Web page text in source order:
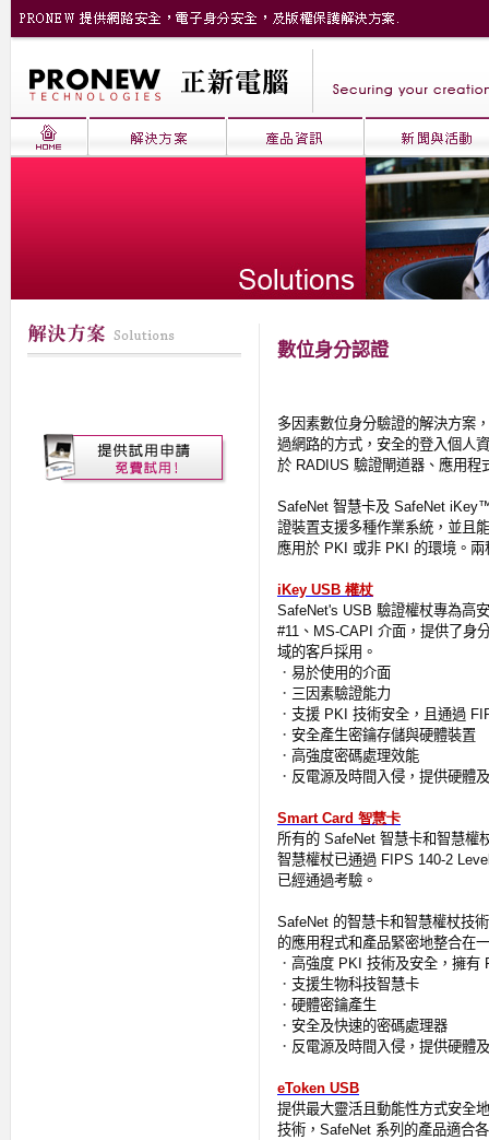
數位身分認證
多因素數位身分驗證的解決方案
過網路的方式，安全的登入個人
於 RADIUS 驗證閘道器、應用程
SafeNet 智慧卡及 SafeNet
證裝置支援多種作業系統，並且
應用於 PKI 或非 PKI 的環境。
iKey USB 權杖
SafeNet's USB 驗證權杖專為高
#11 、 MS-CAPI 介面，提供了身
域的客戶採用。
． 易於使用的介面
． 三因素驗證能力
． 支援 PKI 技術安全，且通過
． 安全產生密鑰存儲與硬體裝置
． 高強度密碼處理效能
． 反電源及時間入侵，提供硬體
Smart Card 智慧卡
所有的 SafeNet 智慧卡和智慧權
智慧權杖已通過 FIPS 140-2
已經通過考驗。
SafeNet 的智慧卡和智慧權杖技
的應用程式和產品緊密地整合在
． 高強度 PKI 技術及安全，擁有
． 支援生物科技智慧卡
． 硬體密鑰產生
． 安全及快速的密碼處理器
． 反電源及時間入侵，提供硬體
eToken USB
提供最大靈活且動能性方式安全
技術， SafeNet 系列的產品適合